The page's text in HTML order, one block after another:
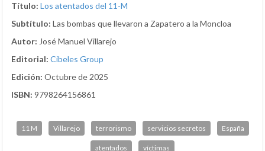
Título: Los atentados del 11-M
Subtítulo: Las bombas que llevaron a Zapatero a la Moncloa
Autor: José Manuel Villarejo
Editorial: Cibeles Group
Edición: Octubre de 2025
ISBN: 9798264156861
11 M Villarejo terrorismo servicios secretos España
atentados víctimas